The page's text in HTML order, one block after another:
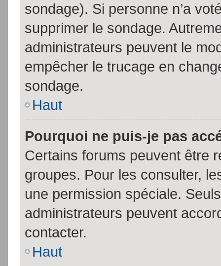
sondage). Si personne n’a
supprimer le sondage.
administrateurs peuvent le
empêcher le trucage en
sondage.
Haut
Pourquoi ne puis-je pas
Certains forums peuvent être
groupes. Pour les consulter,
une permission spéciale.
administrateurs peuvent
contacter.
Haut